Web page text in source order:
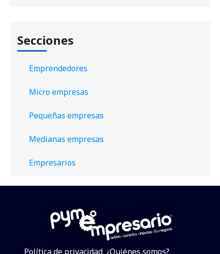
Secciones
Emprendedores
Micro empresas
Pequeñas empresas
Medianas empresas
Empresarios
Política de privacidad ¿Quiénes somos?